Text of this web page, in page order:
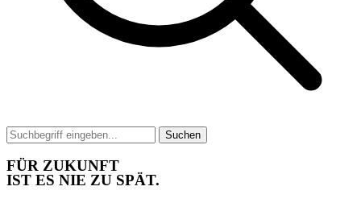
Suchen
FÜR ZUKUNFT
IST ES NIE ZU SPÄT.